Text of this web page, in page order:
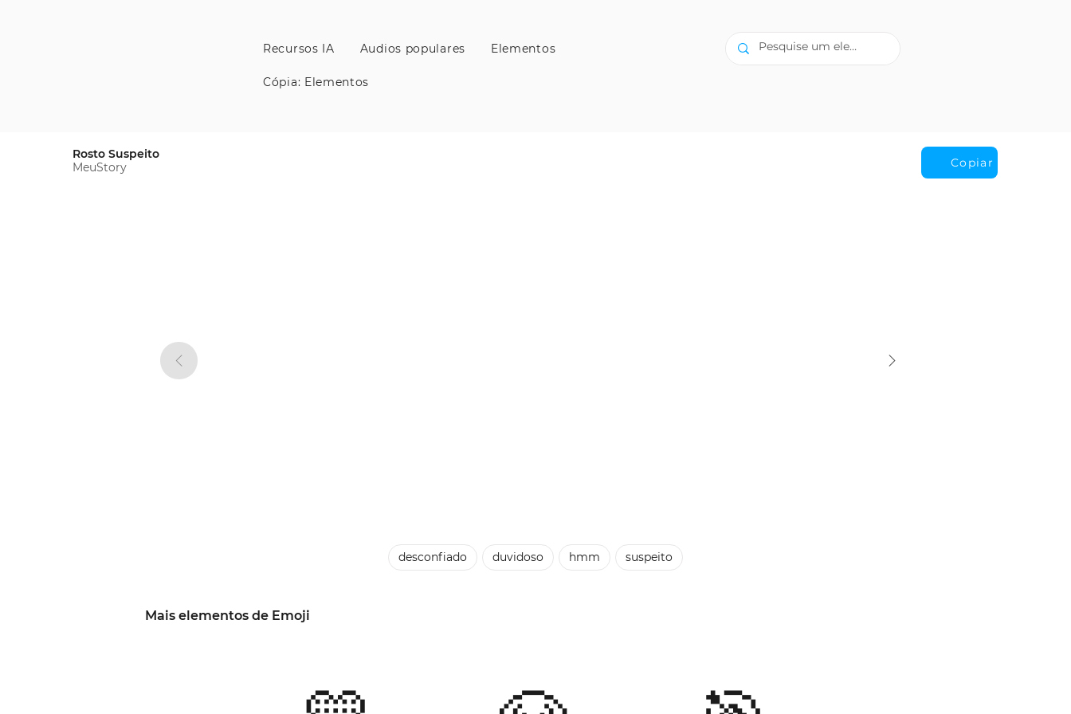
Recursos IA Audios populares Elementos
Cópia: Elementos
Rosto Suspeito
MeuStory
Copiar
desconfiado duvidoso hmm suspeito
Mais elementos de Emoji